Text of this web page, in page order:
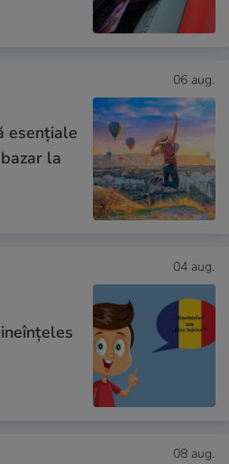
06 aug.
esențiale
la
04 aug.
08 aug.